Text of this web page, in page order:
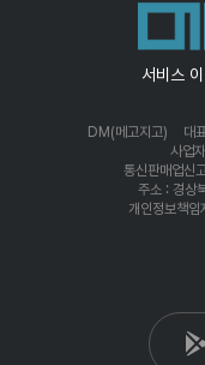
서비스
DM(메고지고) 대
사업
통신판매업
주소 : 경상
개인정보책